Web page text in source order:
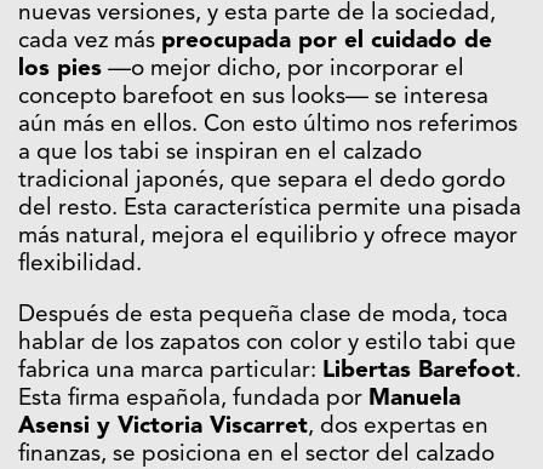
nuevas versiones, y esta parte de la sociedad,
cada vez más preocupada por el cuidado de
los pies —o mejor dicho, por incorporar el
concepto barefoot en sus looks— se interesa
aún más en ellos. Con esto último nos referimos
a que los tabi se inspiran en el calzado
tradicional japonés, que separa el dedo gordo
del resto. Esta característica permite una pisada
más natural, mejora el equilibrio y ofrece mayor
flexibilidad.
Después de esta pequeña clase de moda, toca
hablar de los zapatos con color y estilo tabi que
fabrica una marca particular: Libertas Barefoot.
Esta firma española, fundada por Manuela
Asensi y Victoria Viscarret, dos expertas en
finanzas, se posiciona en el sector del calzado